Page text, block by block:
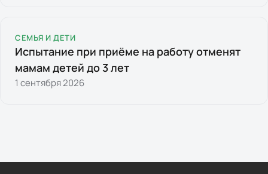
СЕМЬЯ И ДЕТИ
Испытание при приёме на работу отменят
мамам детей до 3 лет
1 сентября 2026